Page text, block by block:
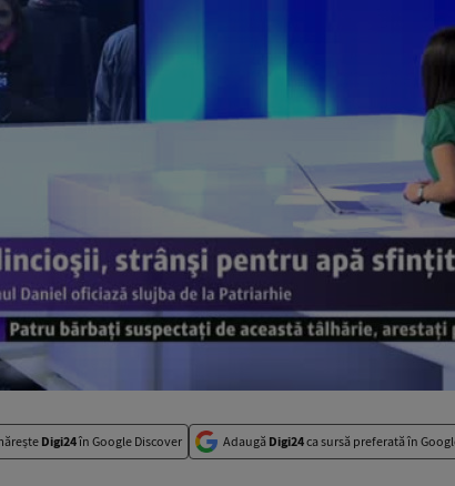
Digi24în Google Discover Adaugă Digi24ca sursă preferată în